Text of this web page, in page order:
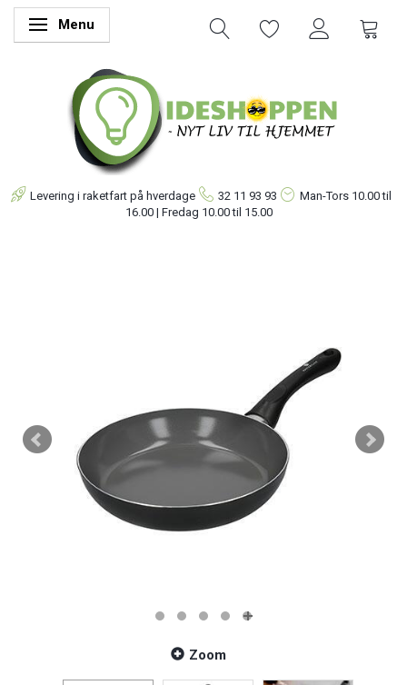
Skifte navigation
Menu
Levering i raketfart på hverdage 32 11 93 93 Man-Tors 10.00 til
16.00 | Fredag 10.00 til 15.00
Zoom